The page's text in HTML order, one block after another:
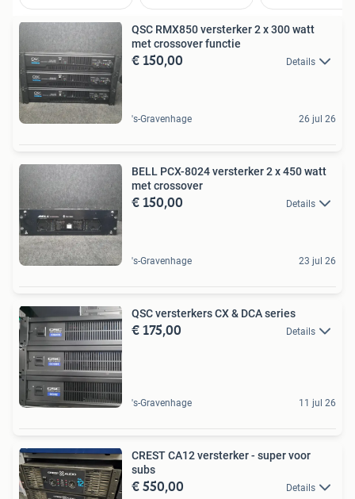
QSC RMX850 versterker 2 x 300 watt
met crossover functie
€ 150,00 Details
's-Gravenhage 26 jul 26
BELL PCX-8024 versterker 2 x 450 watt
met crossover
€ 150,00 Details
's-Gravenhage 23 jul 26
QSC versterkers CX & DCA series
€ 175,00 Details
's-Gravenhage 11 jul 26
CREST CA12 versterker - super voor
subs
€ 550,00 Details